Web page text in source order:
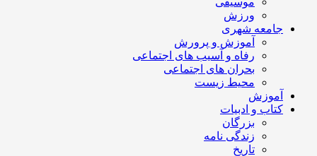
تهران
ورزش
جامعه شهری
آموزش و پرورش
رفاه و آسیب های اجتماعی
بحران های اجتماعی
محیط زیست
آموزش
کتاب و ادبیات
بزرگان
زندگی نامه
تاریخ